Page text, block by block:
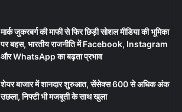
मार्क जुकरबर्ग की माफी से फिर छिड़ी सोशल मीडिया की भूमिका
पर बहस, भारतीय राजनीति में Facebook, Instagram
और WhatsApp का बढ़ता प्रभाव
शेयर बाजार में शानदार शुरुआत, सेंसेक्स 600 से अधिक अंक
उछला, निफ्टी भी मजबूती के साथ खुला